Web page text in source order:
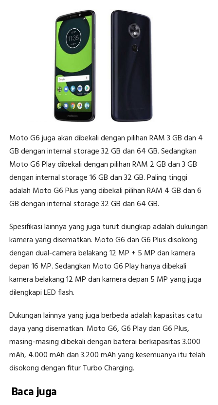
Moto G6 juga akan dibekali dengan pilihan RAM 3 GB dan 4
GB dengan internal storage 32 GB dan 64 GB. Sedangkan
Moto G6 Play dibekali dengan pilihan RAM 2 GB dan 3 GB
dengan internal storage 16 GB dan 32 GB. Paling tinggi
adalah Moto G6 Plus yang dibekali pilihan RAM 4 GB dan 6
GB dengan internal storage 32 GB dan 64 GB.
Spesifikasi lainnya yang juga turut diungkap adalah dukungan
kamera yang disematkan. Moto G6 dan G6 Plus disokong
dengan dual-camera belakang 12 MP + 5 MP dan kamera
depan 16 MP. Sedangkan Moto G6 Play hanya dibekali
kamera belakang 12 MP dan kamera depan 5 MP yang juga
dilengkapi LED flash.
Dukungan lainnya yang juga berbeda adalah kapasitas catu
daya yang disematkan. Moto G6, G6 Play dan G6 Plus,
masing-masing dibekali dengan baterai berkapasitas 3.000
mAh, 4.000 mAh dan 3.200 mAh yang kesemuanya itu telah
disokong dengan fitur Turbo Charging.
Baca juga